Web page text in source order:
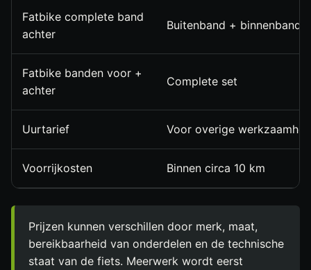
Fatbike complete band
achter
Buitenband + binnenband
Fatbike banden voor +
achter
Complete set
Uurtarief Voor overige
Voorrijkosten Binnen circa 10 km
Prijzen kunnen verschillen door merk, maat,
bereikbaarheid van onderdelen en de technische
staat van de fiets. Meerwerk wordt eerst